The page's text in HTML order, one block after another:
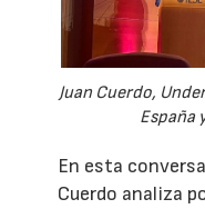
Juan Cuerdo,
España
En esta
Cuerdo analiza